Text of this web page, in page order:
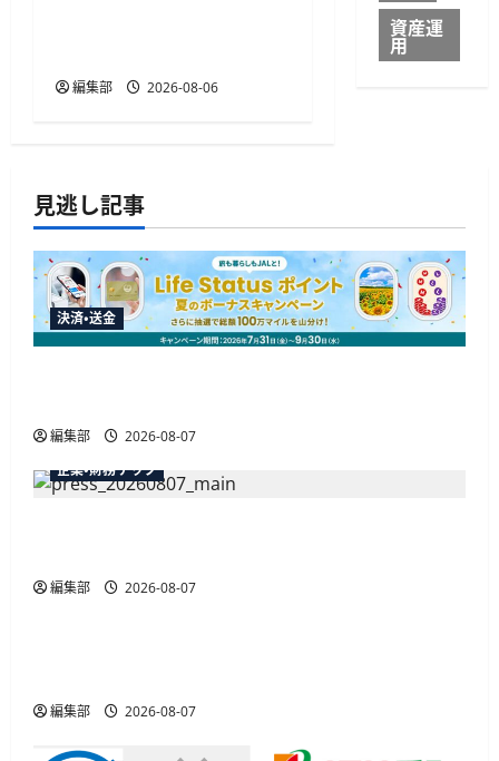
編集部 2026-08-06
資産運
用
見逃し記事
決済・送金
編集部
2026-08-07
企業・財務テック
編集部 2026-08-07
広告
編集部 2026-08-07